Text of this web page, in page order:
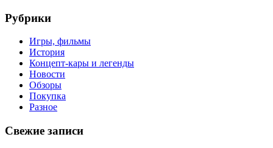
Рубрики
Игры, фильмы
История
Концепт-кары и легенды
Новости
Обзоры
Покупка
Разное
Свежие записи